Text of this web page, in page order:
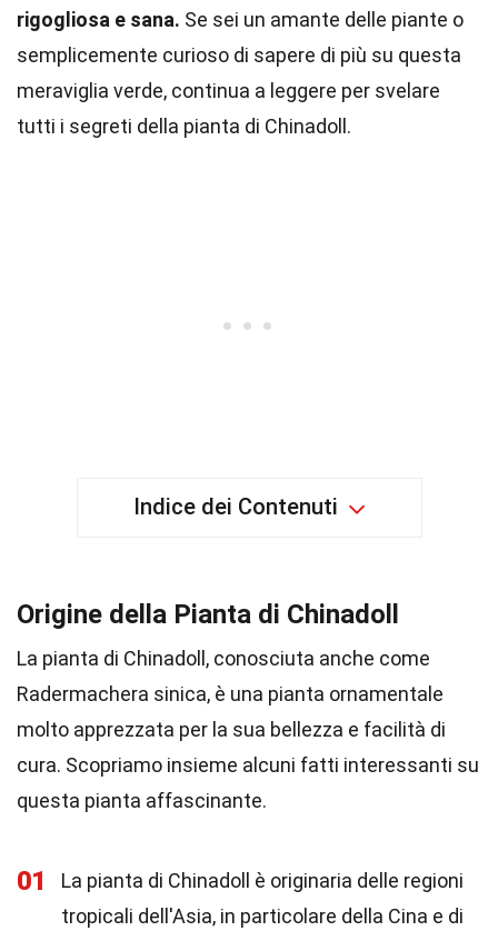
rigogliosa e sana. Se sei un amante delle piante o
semplicemente curioso di sapere di più su questa
meraviglia verde, continua a leggere per svelare
tutti i segreti della pianta di Chinadoll.
Indice dei Contenuti
Origine della Pianta di Chinadoll
La pianta di Chinadoll, conosciuta anche come
Radermachera sinica, è una pianta ornamentale
molto apprezzata per la sua bellezza e facilità di
cura. Scopriamo insieme alcuni fatti interessanti su
questa pianta affascinante.
01
La pianta di Chinadoll è originaria delle regioni
tropicali dell'Asia, in particolare della Cina e di